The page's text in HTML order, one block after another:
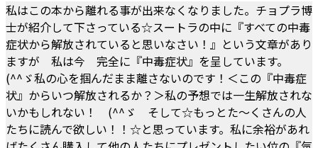
私はこの本から離れる事が出来なくなりました。チョプラ博
士が紹介して下さっている☆スートラの中に『すべての中毒
症状から解放されていると思いなさい！』という文章があり
ますが 私は今 完全に『中毒症状』を呈しています。
(^^ゞ私の心を掴んだまま離さないのです！＜この『中毒症
状』からいつ解放されるか？＞私の予想では一生解放されな
いかもしれない！ (^^ゞ そして☆もっとた～くさんの人
たちに読んで欲しい！！☆と思っています。私に余裕があれ